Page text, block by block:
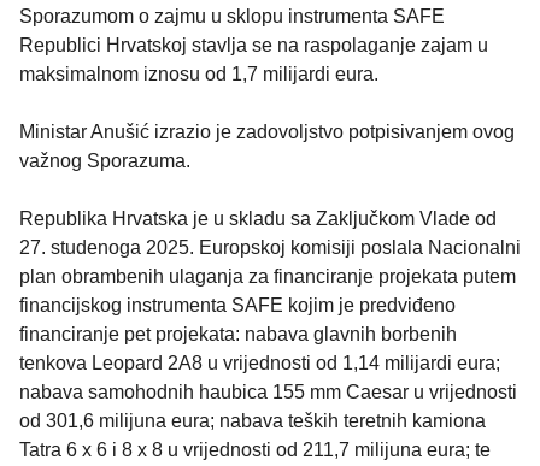
Sporazumom o zajmu u sklopu instrumenta SAFE
Republici Hrvatskoj stavlja se na raspolaganje zajam u
maksimalnom iznosu od 1,7 milijardi eura.
Ministar Anušić izrazio je zadovoljstvo potpisivanjem ovog
važnog Sporazuma.
Republika Hrvatska je u skladu sa Zaključkom Vlade od
27. studenoga 2025. Europskoj komisiji poslala Nacionalni
plan obrambenih ulaganja za financiranje projekata putem
financijskog instrumenta SAFE kojim je predviđeno
financiranje pet projekata: nabava glavnih borbenih
tenkova Leopard 2A8 u vrijednosti od 1,14 milijardi eura;
nabava samohodnih haubica 155 mm Caesar u vrijednosti
od 301,6 milijuna eura; nabava teških teretnih kamiona
Tatra 6 x 6 i 8 x 8 u vrijednosti od 211,7 milijuna eura; te